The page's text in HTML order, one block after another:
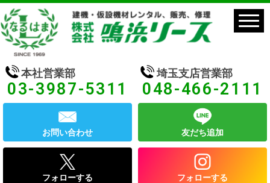
本社営業部
03-3987-5311
埼玉支店営業部
048-466-2111
お問い合わせ 友だち追加
フォローする フォローする